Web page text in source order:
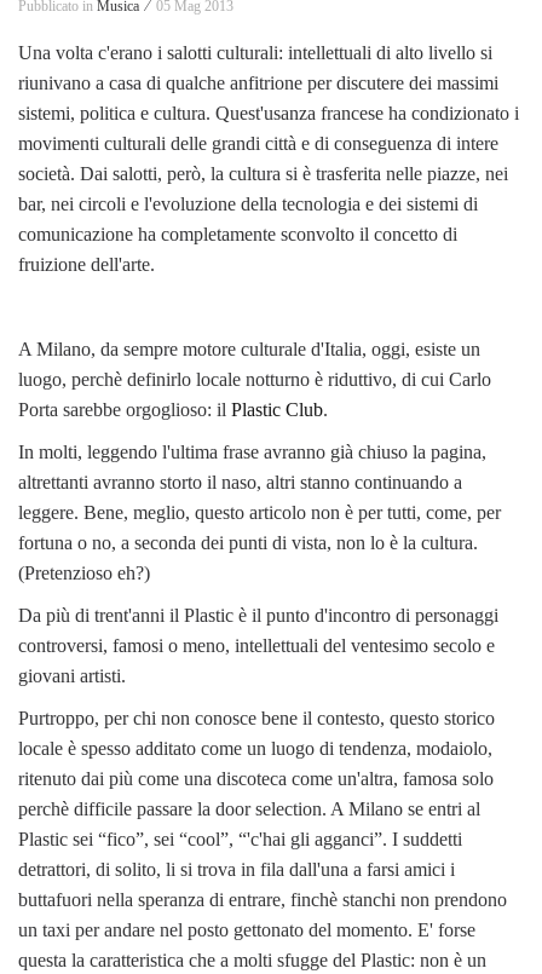
Pubblicato in Musica ⁄ 05 Mag 2013
Una volta c'erano i salotti culturali: intellettuali di alto livello si
riunivano a casa di qualche anfitrione per discutere dei massimi
sistemi, politica e cultura. Quest'usanza francese ha condizionato i
movimenti culturali delle grandi città e di conseguenza di intere
società. Dai salotti, però, la cultura si è trasferita nelle piazze, nei
bar, nei circoli e l'evoluzione della tecnologia e dei sistemi di
comunicazione ha completamente sconvolto il concetto di
fruizione dell'arte.
A Milano, da sempre motore culturale d'Italia, oggi, esiste un
luogo, perchè definirlo locale notturno è riduttivo, di cui Carlo
Porta sarebbe orgoglioso: il Plastic Club.
In molti, leggendo l'ultima frase avranno già chiuso la pagina,
altrettanti avranno storto il naso, altri stanno continuando a
leggere. Bene, meglio, questo articolo non è per tutti, come, per
fortuna o no, a seconda dei punti di vista, non lo è la cultura.
(Pretenzioso eh?)
Da più di trent'anni il Plastic è il punto d'incontro di personaggi
controversi, famosi o meno, intellettuali del ventesimo secolo e
giovani artisti.
Purtroppo, per chi non conosce bene il contesto, questo storico
locale è spesso additato come un luogo di tendenza, modaiolo,
ritenuto dai più come una discoteca come un'altra, famosa solo
perchè difficile passare la door selection. A Milano se entri al
Plastic sei “fico”, sei “cool”, “'c'hai gli agganci”. I suddetti
detrattori, di solito, li si trova in fila dall'una a farsi amici i
buttafuori nella speranza di entrare, finchè stanchi non prendono
un taxi per andare nel posto gettonato del momento. E' forse
questa la caratteristica che a molti sfugge del Plastic: non è un